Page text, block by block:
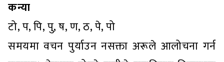
कन्या
टो, प, पि, पु, ष, ण, ठ, पे, पो
समयमा वचन पुर्याउन नसक्ता अरूले आलोचना गर्न